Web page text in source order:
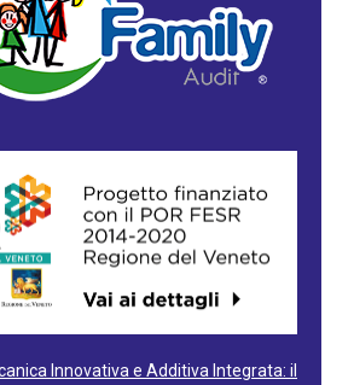
Innovativa e Additiva Integrata: il